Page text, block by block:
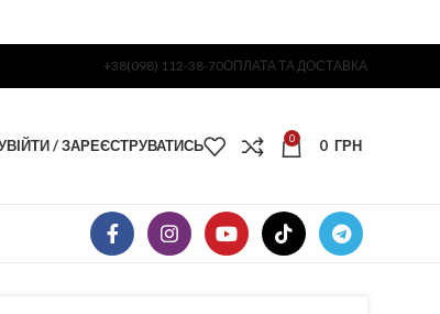
+38(098) 112-38-70ОПЛАТА ТА ДОСТАВКА
/ ЗАРЕЄСТРУВАТИСЬ 0 0 ГРН